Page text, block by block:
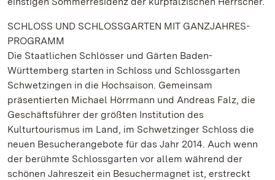
SCHLOSS UND SCHLOSSGARTEN MIT GANZJAHRES-
PROGRAMM
Die Staatlichen Schlösser und Gärten Baden-
Württemberg starten in Schloss und Schlossgarten
Schwetzingen in die Hochsaison. Gemeinsam
präsentierten Michael Hörrmann und Andreas Falz, die
Geschäftsführer der größten Institution des
Kulturtourismus im Land, im Schwetzinger Schloss die
neuen Besucherangebote für das Jahr 2014. Auch wenn
der berühmte Schlossgarten vor allem während der
schönen Jahreszeit ein Besuchermagnet ist, erstreckt